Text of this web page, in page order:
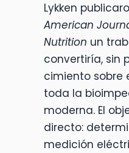
Lykken
American
Nutrition un
convertiría, sin
cimiento sobre
toda la
moderna. El
directo:
medición